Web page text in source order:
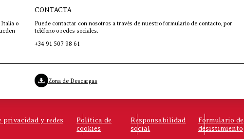
Italia o
CONTACTA
Puede contactar con nosotros a través de nuestro formulario de contacto, por
teléfono o redes sociales.
+34 91 507 98 61
Zona de Descargas
privacidad y redes
Política de
cookies
Responsabilidad
social
Formulario de
desistimiento